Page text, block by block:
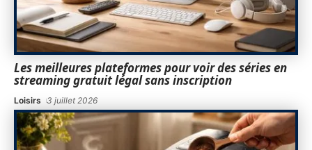
Les meilleures plateformes pour voir des séries en
streaming gratuit légal sans inscription
Loisirs 3 juillet 2026